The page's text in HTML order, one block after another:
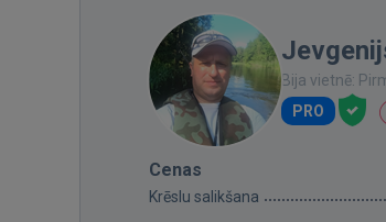
Bija vietnē:
PRO
Cenas
Krēslu salikšana